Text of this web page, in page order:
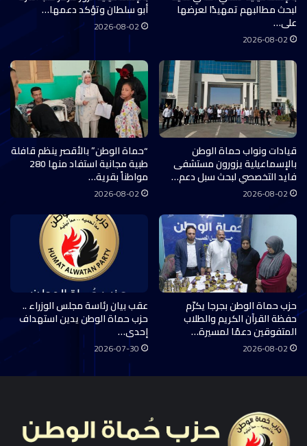
لبحث مطالبهم تمهيدًا لعرضها
على…
2026-08-02
أبو سلطان وتؤكد دعمها…
2026-08-02
قيادات ونواب حماة الوطن
بالإسماعيلية يزورون مستشفى
فايد التخصصي لبحث سبل دعم…
2026-08-02
“حماة الوطن” بالأقصر ينظم قافلة
طبية مجانية استفاد منها 280
مواطناً بقرية…
2026-08-02
حزب حماة الوطن بجرجا يكرّم
حفظة القرآن الكريم والطلاب
المتفوقين دعمًا لمسيرة…
2026-08-02
عقب بيان رئاسة مجلس الوزراء ..
حزب حماة الوطن يدين استهداف
إحدى…
2026-07-30